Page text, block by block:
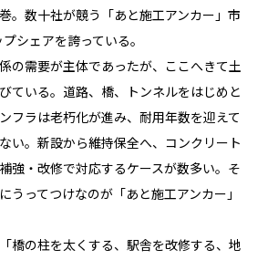
。数十社が競う「あと施工アンカー」市
シェアを誇っている。
の需要が主体であったが、ここへきて土
ている。道路、橋、トンネルをはじめと
フラは老朽化が進み、耐用年数を迎えて
い。新設から維持保全へ、コンクリート
強・改修で対応するケースが数多い。そ
うってつけなのが「あと施工アンカー」
橋の柱を太くする、駅舎を改修する、地